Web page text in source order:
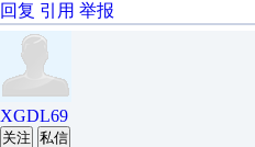
回复 引用 举报
XGDL69
关注 私信